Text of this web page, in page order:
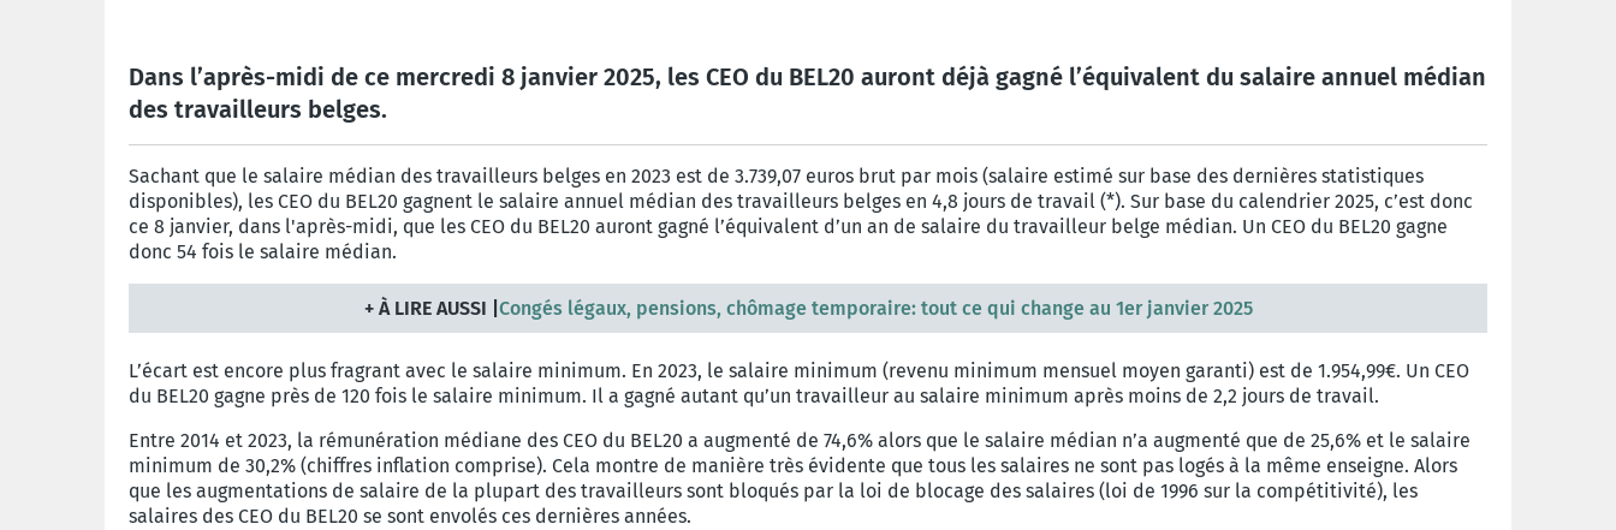
Dans l’après-midi de ce mercredi 8 janvier 2025, les CEO du BEL20 auront déjà gagné l’équivalent du salaire annuel médian
des travailleurs belges.
Sachant que le salaire médian des travailleurs belges en 2023 est de 3.739,07 euros brut par mois (salaire estimé sur base des dernières statistiques
disponibles), les CEO du BEL20 gagnent le salaire annuel médian des travailleurs belges en 4,8 jours de travail (*). Sur base du calendrier 2025, c’est donc
ce 8 janvier, dans l'après-midi, que les CEO du BEL20 auront gagné l’équivalent d’un an de salaire du travailleur belge médian. Un CEO du BEL20 gagne
donc 54 fois le salaire médian.
+ À LIRE AUSSI | Congés légaux, pensions, chômage temporaire: tout ce qui change au 1er janvier 2025
L’écart est encore plus fragrant avec le salaire minimum. En 2023, le salaire minimum (revenu minimum mensuel moyen garanti) est de 1.954,99€. Un CEO
du BEL20 gagne près de 120 fois le salaire minimum. Il a gagné autant qu’un travailleur au salaire minimum après moins de 2,2 jours de travail.
Entre 2014 et 2023, la rémunération médiane des CEO du BEL20 a augmenté de 74,6% alors que le salaire médian n’a augmenté que de 25,6% et le salaire
minimum de 30,2% (chiffres inflation comprise). Cela montre de manière très évidente que tous les salaires ne sont pas logés à la même enseigne. Alors
que les augmentations de salaire de la plupart des travailleurs sont bloqués par la loi de blocage des salaires (loi de 1996 sur la compétitivité), les
salaires des CEO du BEL20 se sont envolés ces dernières années.